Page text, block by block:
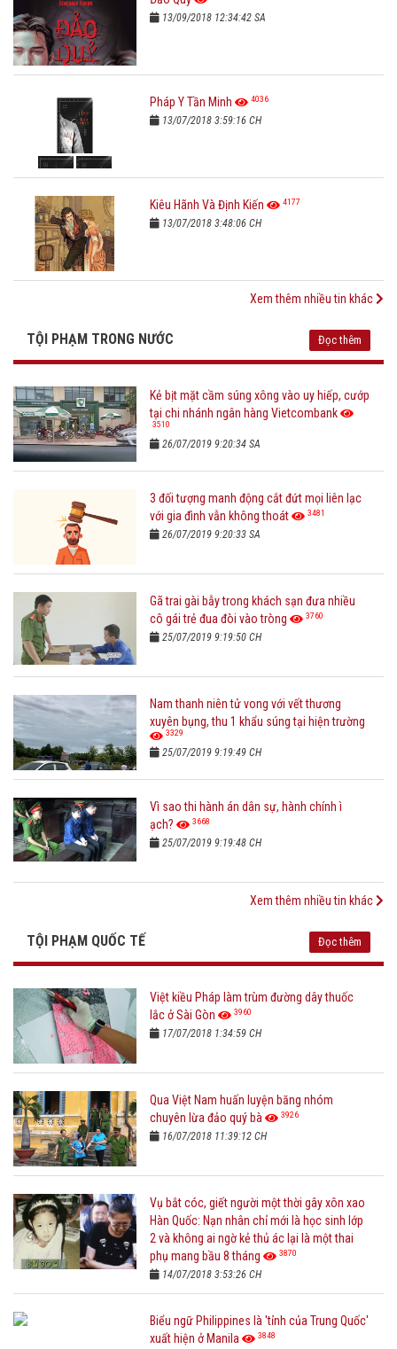
13/09/2018 12:34:42 SA
Pháp Y Tần Minh 4036
13/07/2018 3:59:16 CH
Kiêu Hãnh Và Định Kiến 4177
13/07/2018 3:48:06 CH
Xem thêm nhiều tin khác
TỘI PHẠM TRONG NƯỚC Đọc thêm
Kẻ bịt mặt cầm súng xông vào uy hiếp, cướp
tại chi nhánh ngân hàng Vietcombank
3510
26/07/2019 9:20:34 SA
3 đối tượng manh động cắt đứt mọi liên lạc
với gia đình vẫn không thoát
3481
26/07/2019 9:20:33 SA
Gã trai gài bẫy trong khách sạn đưa nhiều
cô gái trẻ đua đòi vào tròng
3760
25/07/2019 9:19:50 CH
Nam thanh niên tử vong với vết thương
xuyên bụng, thu 1 khẩu súng tại hiện trường
3329
25/07/2019 9:19:49 CH
Vì sao thi hành án dân sự, hành chính ì
ạch?
3668
25/07/2019 9:19:48 CH
Xem thêm nhiều tin khác
TỘI PHẠM QUỐC TẾ Đọc thêm
Việt kiều Pháp làm trùm đường dây thuốc
lắc ở Sài Gòn
3960
17/07/2018 1:34:59 CH
Qua Việt Nam huấn luyện băng nhóm
chuyên lừa đảo quý bà
3926
16/07/2018 11:39:12 CH
Vụ bắt cóc, giết người một thời gây xôn xao
Hàn Quốc: Nạn nhân chỉ mới là học sinh lớp
2 và không ai ngờ kẻ thủ ác lại là một thai
phụ mang bầu 8 tháng
3870
14/07/2018 3:53:26 CH
Biểu ngữ Philippines là 'tỉnh của Trung Quốc'
xuất hiện ở Manila
3848